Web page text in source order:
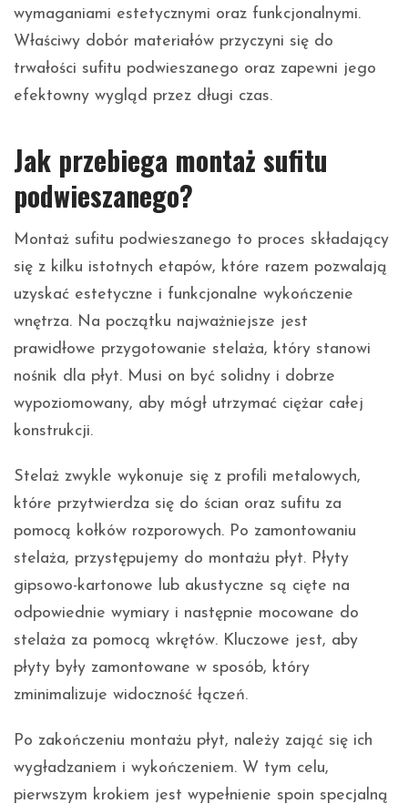
wymaganiami estetycznymi oraz funkcjonalnymi.
Właściwy dobór materiałów przyczyni się do
trwałości sufitu podwieszanego oraz zapewni jego
efektowny wygląd przez długi czas.
Jak przebiega montaż sufitu
podwieszanego?
Montaż sufitu podwieszanego to proces składający
się z kilku istotnych etapów, które razem pozwalają
uzyskać estetyczne i funkcjonalne wykończenie
wnętrza. Na początku najważniejsze jest
prawidłowe przygotowanie stelaża, który stanowi
nośnik dla płyt. Musi on być solidny i dobrze
wypoziomowany, aby mógł utrzymać ciężar całej
konstrukcji.
Stelaż zwykle wykonuje się z profili metalowych,
które przytwierdza się do ścian oraz sufitu za
pomocą kołków rozporowych. Po zamontowaniu
stelaża, przystępujemy do montażu płyt. Płyty
gipsowo-kartonowe lub akustyczne są cięte na
odpowiednie wymiary i następnie mocowane do
stelaża za pomocą wkrętów. Kluczowe jest, aby
płyty były zamontowane w sposób, który
zminimalizuje widoczność łączeń.
Po zakończeniu montażu płyt, należy zająć się ich
wygładzaniem i wykończeniem. W tym celu,
pierwszym krokiem jest wypełnienie spoin specjalną